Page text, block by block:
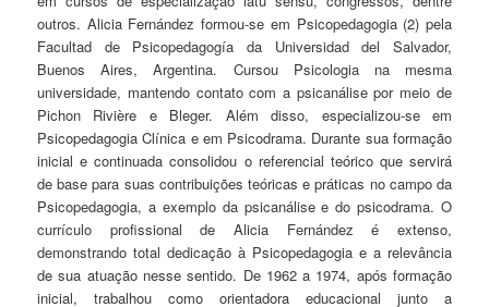
outros. Alicia Fernández formou-se em Psicopedagogia (2) pela
Facultad de Psicopedagogía da Universidad del Salvador,
Buenos Aires, Argentina. Cursou Psicologia na mesma
universidade, mantendo contato com a psicanálise por meio de
Pichon Rivière e Bleger. Além disso, especializou-se em
Psicopedagogia Clínica e em Psicodrama. Durante sua formação
inicial e continuada consolidou o referencial teórico que servirá
de base para suas contribuições teóricas e práticas no campo da
Psicopedagogia, a exemplo da psicanálise e do psicodrama. O
currículo profissional de Alicia Fernández é extenso,
demonstrando total dedicação à Psicopedagogia e a relevância
de sua atuação nesse sentido. De 1962 a 1974, após formação
inicial, trabalhou como orientadora educacional junto a